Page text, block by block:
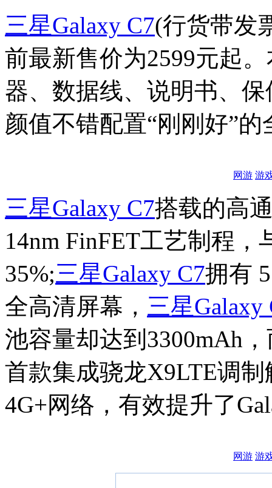
三星Galaxy C7(行货带发
前最新售价为2599元起
器、数据线、说明书、
颜值不错配置“刚刚好”的
网游 游
三星Galaxy C7搭载的高
14nm FinFET工艺制程
35%;三星Galaxy C7拥有
全高清屏幕， 三星Galaxy
池容量却达到3300mAh
首款集成骁龙X9LTE调
4G+网络，有效提升了
网游 游